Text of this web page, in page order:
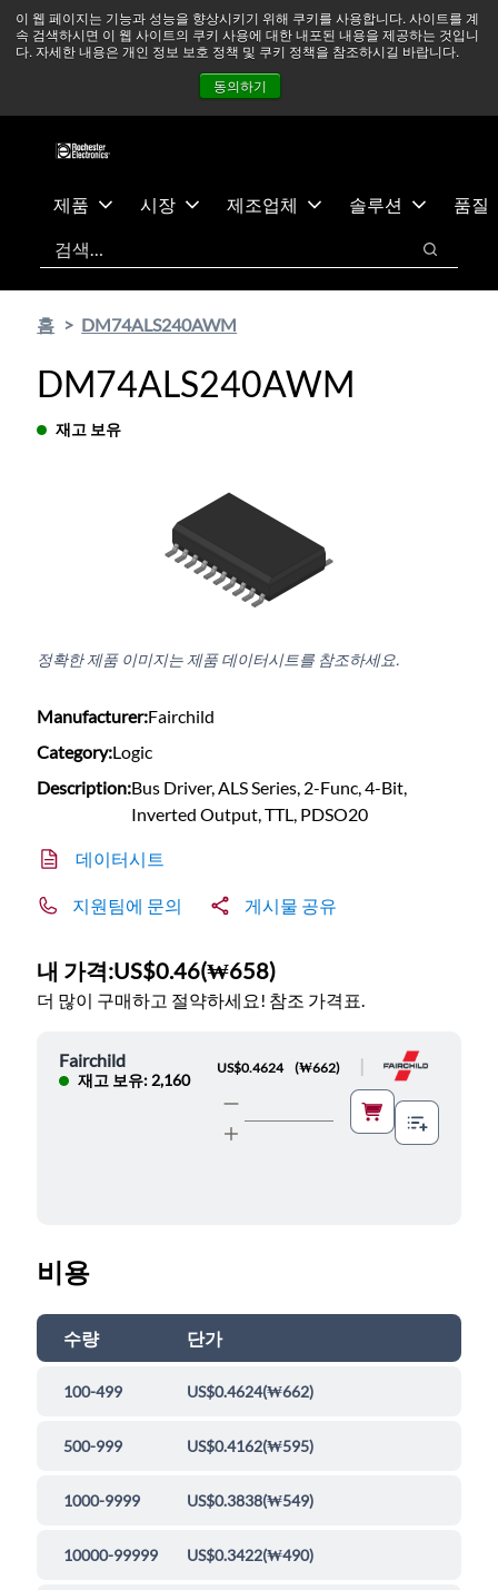
이 웹 페이지는 기능과 성능을 향상시키기 위해 쿠키를 사용합니다. 사이트를 계
속 검색하시면 이 웹 사이트의 쿠키 사용에 대한 내포된 내용을 제공하는 것입니
다. 자세한 내용은 개인 정보 보호 정책 및 쿠키 정책을 참조하시길 바랍니다.
동의하기
츠
건
중동 지역 상황을 지속적으로 주시하고 있으며, 모든 서비스는
정상적으로 운영되고 있습니다. 더 읽어보기 →
뉴스
문의하기
제품 시장 제조업체 솔루션
품질
검색
검색
홈 DM74ALS240AWM
DM74ALS240AWM
재고 보유
정확한 제품 이미지는 제품 데이터시트를 참조하세요.
Manufacturer:Fairchild
Category:Logic
Description:Bus Driver, ALS Series, 2-Func, 4-Bit,
Inverted Output, TTL, PDSO20
데이터시트
지원팀에 문의 게시물 공유
내 가격:US$0.46(₩658)
더 많이 구매하고 절약하세요! 참조 가격표.
Fairchild
재고 보유: 2,160
US$0.4624 (₩662)
비용
수량 단가
100-499 US$0.4624(₩662)
500-999 US$0.4162(₩595)
1000-9999 US$0.3838(₩549)
10000-99999 US$0.3422(₩490)